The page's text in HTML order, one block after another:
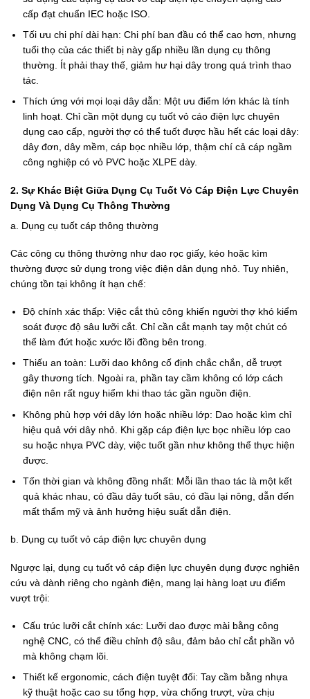
cấp đạt chuẩn IEC hoặc ISO.
Tối ưu chi phí dài hạn: Chi phí ban đầu có thể cao hơn, nhưng
tuổi thọ của các thiết bị này gấp nhiều lần dụng cụ thông
thường. Ít phải thay thế, giảm hư hại dây trong quá trình thao
tác.
Thích ứng với mọi loại dây dẫn: Một ưu điểm lớn khác là tính
linh hoạt. Chỉ cần một dụng cụ tuốt vỏ cáo điện lực chuyên
dụng cao cấp, người thợ có thể tuốt được hầu hết các loại dây:
dây đơn, dây mềm, cáp bọc nhiều lớp, thậm chí cả cáp ngầm
công nghiệp có vỏ PVC hoặc XLPE dày.
2. Sự Khác Biệt Giữa Dụng Cụ Tuốt Vỏ Cáp Điện Lực Chuyên
Dụng Và Dụng Cụ Thông Thường
a. Dụng cụ tuốt cáp thông thường
Các công cụ thông thường như dao rọc giấy, kéo hoặc kìm
thường được sử dụng trong việc điện dân dụng nhỏ. Tuy nhiên,
chúng tồn tại không ít hạn chế:
Độ chính xác thấp: Việc cắt thủ công khiến người thợ khó kiểm
soát được độ sâu lưỡi cắt. Chỉ cần cắt mạnh tay một chút có
thể làm đứt hoặc xước lõi đồng bên trong.
Thiếu an toàn: Lưỡi dao không cố định chắc chắn, dễ trượt
gây thương tích. Ngoài ra, phần tay cầm không có lớp cách
điện nên rất nguy hiểm khi thao tác gần nguồn điện.
Không phù hợp với dây lớn hoặc nhiều lớp: Dao hoặc kìm chỉ
hiệu quả với dây nhỏ. Khi gặp cáp điện lực bọc nhiều lớp cao
su hoặc nhựa PVC dày, việc tuốt gần như không thể thực hiện
được.
Tốn thời gian và không đồng nhất: Mỗi lần thao tác là một kết
quả khác nhau, có đầu dây tuốt sâu, có đầu lại nông, dẫn đến
mất thẩm mỹ và ảnh hưởng hiệu suất dẫn điện.
b. Dụng cụ tuốt vỏ cáp điện lực chuyên dụng
Ngược lại, dụng cụ tuốt vỏ cáp điện lực chuyên dụng được nghiên
cứu và dành riêng cho ngành điện, mang lại hàng loạt ưu điểm
vượt trội:
Cấu trúc lưỡi cắt chính xác: Lưỡi dao được mài bằng công
nghệ CNC, có thể điều chỉnh độ sâu, đảm bảo chỉ cắt phần vỏ
mà không chạm lõi.
Thiết kế ergonomic, cách điện tuyệt đối: Tay cầm bằng nhựa
kỹ thuật hoặc cao su tổng hợp, vừa chống trượt, vừa chịu